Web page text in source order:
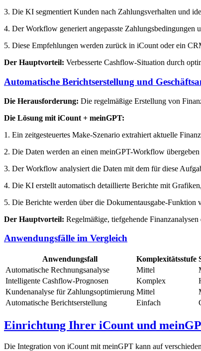
3. Die KI segmentiert Kunden nach Zahlungsverhalten und
4. Der Workflow generiert angepasste Zahlungsbedingungen
5. Diese Empfehlungen werden zurück in iCount oder ein
Der Hauptvorteil: Verbesserte Cashflow-Situation durch
Automatische Berichtserstellung und
Die Herausforderung: Die regelmäßige Erstellung von
Die Lösung mit iCount + meinGPT:
1. Ein zeitgesteuertes Make-Szenario extrahiert aktuelle
2. Die Daten werden an einen meinGPT-Workflow übergeben
3. Der Workflow analysiert die Daten mit dem für diese
4. Die KI erstellt automatisch detaillierte Berichte mit
5. Die Berichte werden über die Dokumentausgabe-
Der Hauptvorteil: Regelmäßige, tiefgehende
Anwendungsfälle im Vergleich
Anwendungsfall Komplexitätsstufe
Automatische Rechnungsanalyse
Mittel
Intelligente Cashflow-Prognosen
Komplex
Kundenanalyse für Zahlungsoptimierung Mittel
Automatische Berichtserstellung
Einfach
Einrichtung Ihrer iCount und
Die Integration von iCount mit meinGPT kann auf